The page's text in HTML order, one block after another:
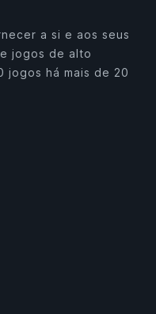
a si e aos seus
jogos de alto
jogos há mais de 20